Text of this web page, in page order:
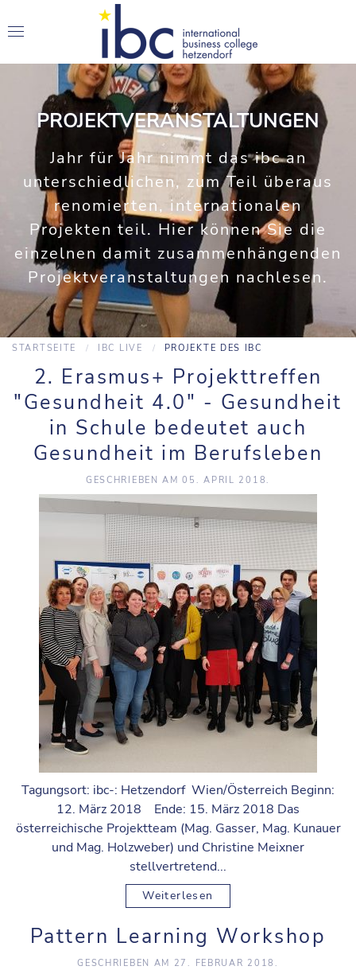
PROJEKTVERANSTALTUNGEN
Jahr für Jahr nimmt das ibc an
unterschiedlichen, zum Teil überaus
renomierten, internationalen
Projekten teil. Hier können Sie die
einzelnen damit zusammenhängenden
Projektveranstaltungen nachlesen.
STARTSEITE IBC LIVE PROJEKTE DES IBC
2. Erasmus+ Projekttreffen
"Gesundheit 4.0" - Gesundheit
in Schule bedeutet auch
Gesundheit im Berufsleben
GESCHRIEBEN AM05. APRIL 2018.
Tagungsort: ibc-: Hetzendorf Wien/Österreich Beginn:
12. März 2018 Ende: 15. März 2018 Das
österreichische Projektteam (Mag. Gasser, Mag. Kunauer
und Mag. Holzweber) und Christine Meixner
stellvertretend...
Weiterlesen
Pattern Learning Workshop
GESCHRIEBEN AM 27. FEBRUAR 2018 .